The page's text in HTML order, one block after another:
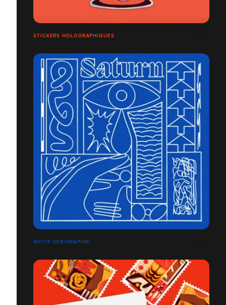
STICKERS HOLOGRAPHIQUES
MOTIF SERIGRAPHIE